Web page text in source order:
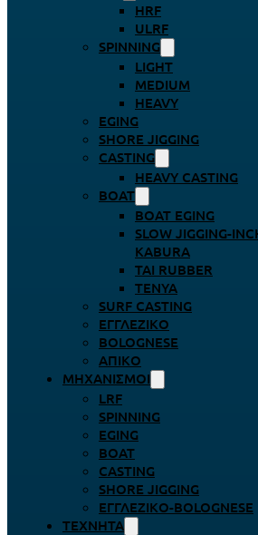
HRF
ULRF
SPINNING
LIGHT
MEDIUM
HEAVY
EGING
SHORE JIGGING
CASTING
HEAVY CASTING
BOAT
BOAT EGING
SLOW JIGGING-
KABURA
TAI RUBBER
TENYA
SURF CASTING
ΕΓΓΛΈΖΙΚΟ
BOLOGNESE
ΑΠΊΚΟ
ΜΗΧΑΝΙΣΜΟΊ
LRF
SPINNING
EGING
BOAT
CASTING
SHORE JIGGING
ΕΓΓΛΈΖΙΚΟ-BOLOGNESE
ΤΕΧΝΗΤΆ